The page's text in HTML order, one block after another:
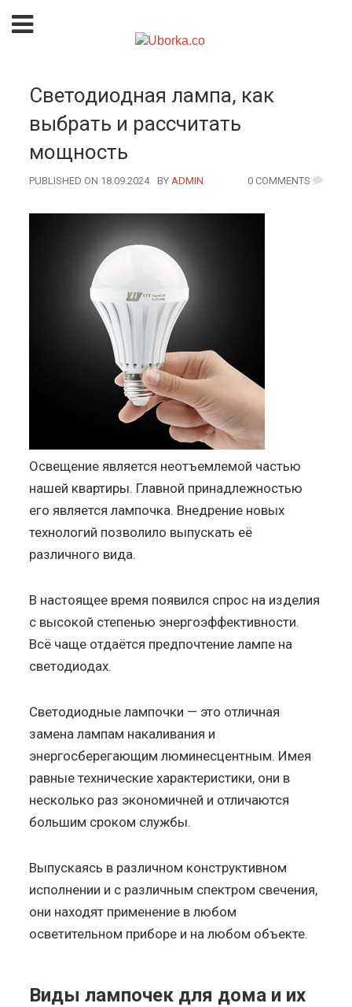
Светодиодная лампа, как
выбрать и рассчитать
мощность
PUBLISHED ON 18.09.2024 BY AUTHOR
ADMIN 0 COMMENTS
Освещение является неотъемлемой частью
нашей квартиры. Главной принадлежностью
его является лампочка. Внедрение новых
технологий позволило выпускать её
различного вида.
В настоящее время появился спрос на изделия
с высокой степенью энергоэффективности.
Всё чаще отдаётся предпочтение лампе на
светодиодах.
Светодиодные лампочки — это отличная
замена лампам накаливания и
энергосберегающим люминесцентным. Имея
равные технические характеристики, они в
несколько раз экономичней и отличаются
большим сроком службы.
Выпускаясь в различном конструктивном
исполнении и с различным спектром свечения,
они находят применение в любом
осветительном приборе и на любом объекте.
Виды лампочек для дома и их